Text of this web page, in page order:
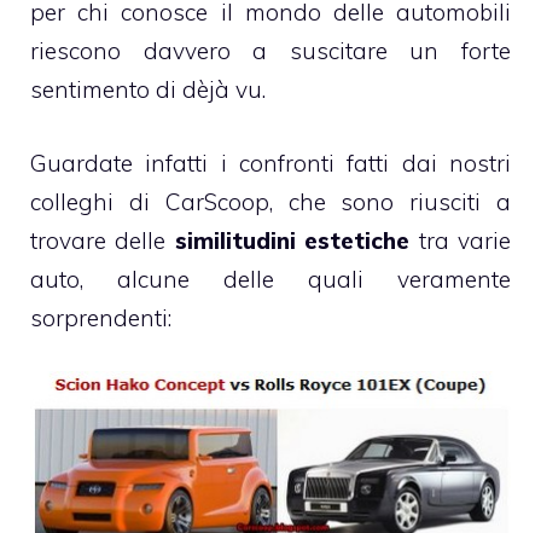
per chi conosce il mondo delle automobili
riescono davvero a suscitare un forte
sentimento di dèjà vu.
Guardate infatti i confronti fatti dai nostri
colleghi di CarScoop, che sono riusciti a
trovare delle similitudini estetiche tra varie
auto, alcune delle quali veramente
sorprendenti: